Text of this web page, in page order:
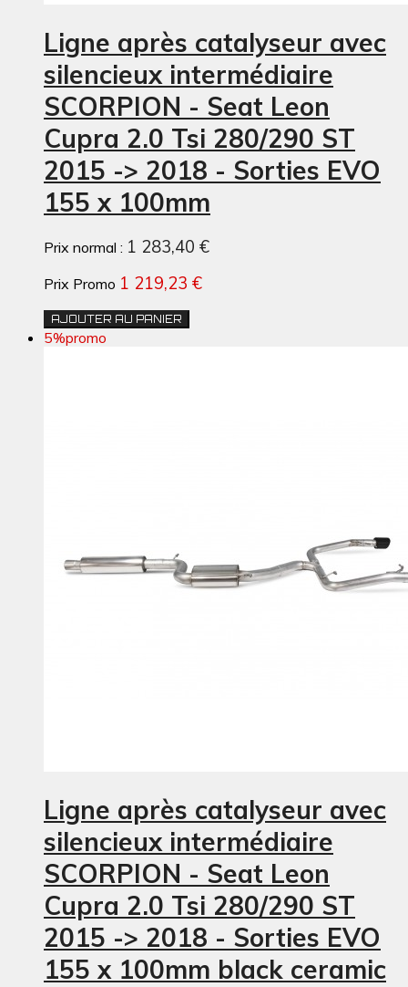
Ligne après catalyseur avec
silencieux intermédiaire
SCORPION - Seat Leon
Cupra 2.0 Tsi 280/290 ST
2015 -> 2018 - Sorties EVO
155 x 100mm
Prix normal : 1 283,40 €
Prix Promo 1 219,23 €
AJOUTER AU PANIER
5%promo
Ligne après catalyseur avec
silencieux intermédiaire
SCORPION - Seat Leon
Cupra 2.0 Tsi 280/290 ST
2015 -> 2018 - Sorties EVO
155 x 100mm black ceramic